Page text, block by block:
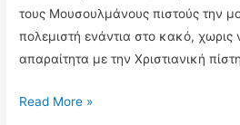
τους Μουσουλμάνους πιστούς την
πολεμιστή ενάντια στο κακό, χωρις
απαραίτητα με την Χριστιανική
Στον
Read More »